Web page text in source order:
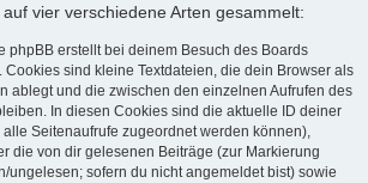
vier verschiedene Arten gesammelt:
phpBB erstellt bei deinem Besuch des Boards
Cookies sind kleine Textdateien, die dein Browser als
ablegt und die zwischen den einzelnen Aufrufen des
In diesen Cookies sind die aktuelle ID deiner
Seitenaufrufe zugeordnet werden können),
die von dir gelesenen Beiträge (zur Markierung
ungelesen; sofern du nicht angemeldet bist) sowie